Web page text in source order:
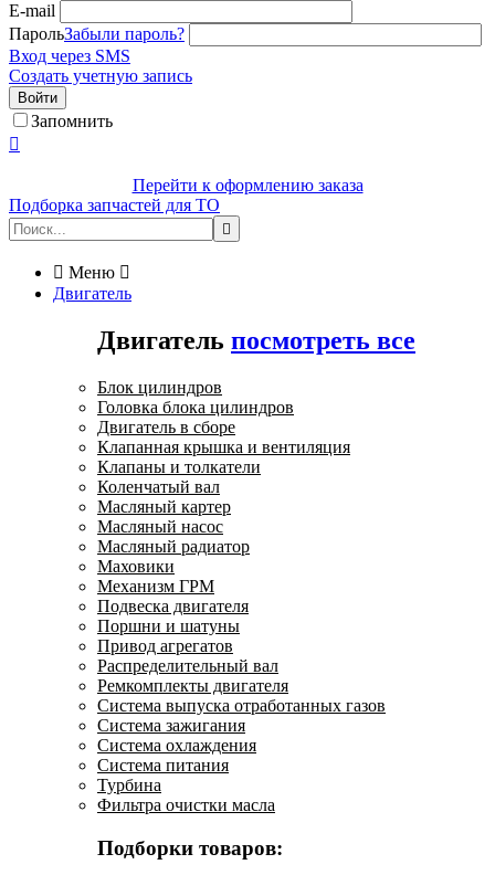
E-mail
ПарольЗабыли пароль?
Вход через SMS
Создать учетную запись
Войти
Запомнить

Перейти к оформлению заказа
Подборка запчастей для ТО

 Меню 
Двигатель
Двигатель посмотреть все
Блок цилиндров
Головка блока цилиндров
Двигатель в сборе
Клапанная крышка и вентиляция
Клапаны и толкатели
Коленчатый вал
Масляный картер
Масляный насос
Масляный радиатор
Маховики
Механизм ГРМ
Подвеска двигателя
Поршни и шатуны
Привод агрегатов
Распределительный вал
Ремкомплекты двигателя
Система выпуска отработанных газов
Система зажигания
Система охлаждения
Система питания
Турбина
Фильтра очистки масла
Подборки товаров: